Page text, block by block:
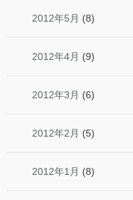
2012年5月 (8)
2012年4月 (9)
2012年3月 (6)
2012年2月 (5)
2012年1月 (8)